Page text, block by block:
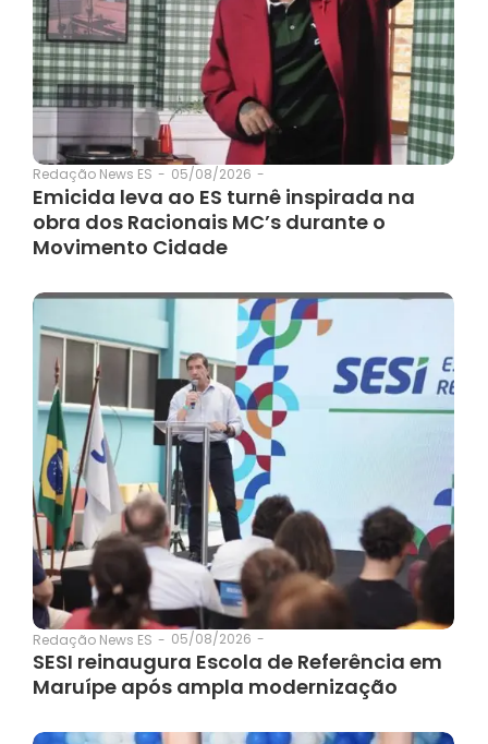
Redação News ES - 05/08/2026 -
Emicida leva ao ES turnê inspirada na
obra dos Racionais MC’s durante o
Movimento Cidade
Redação News ES - 05/08/2026 -
SESI reinaugura Escola de Referência em
Maruípe após ampla modernização